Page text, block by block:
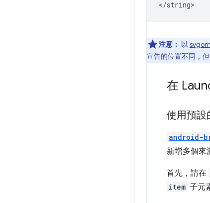
注意： 以
宣告的位置不同，但
在
使用預設
android-
新增多個來
首先，請在
item 子元